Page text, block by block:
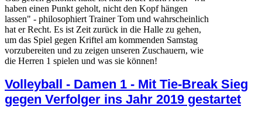
haben einen Punkt geholt, nicht den Kopf hängen
lassen" - philosophiert Trainer Tom und wahrscheinlich
hat er Recht. Es ist Zeit zurück in die Halle zu gehen,
um das Spiel gegen Kriftel am kommenden Samstag
vorzubereiten und zu zeigen unseren Zuschauern, wie
die Herren 1 spielen und was sie können!
Volleyball - Damen 1 - Mit Tie-Break Sieg
gegen Verfolger ins Jahr 2019 gestartet